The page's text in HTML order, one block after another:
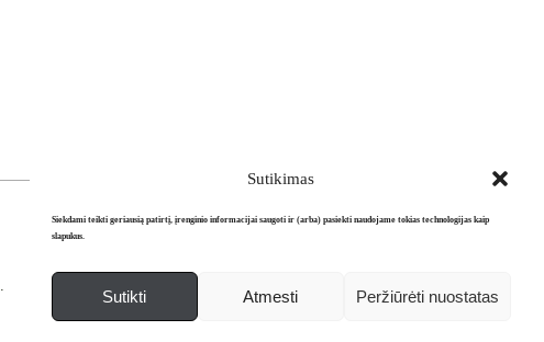
Sutikimas
Siekdami teikti geriausią patirtį, įrenginio informacijai saugoti ir (arba) pasiekti naudojame tokias technologijas kaip
slapukus.
Sutikti Atmesti Peržiūrėti nuostatas